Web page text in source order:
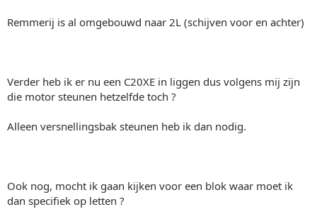
Remmerij is al omgebouwd naar 2L (schijven voor en achter)
Verder heb ik er nu een C20XE in liggen dus volgens mij zijn
die motor steunen hetzelfde toch ?
Alleen versnellingsbak steunen heb ik dan nodig.
Ook nog, mocht ik gaan kijken voor een blok waar moet ik
dan specifiek op letten ?